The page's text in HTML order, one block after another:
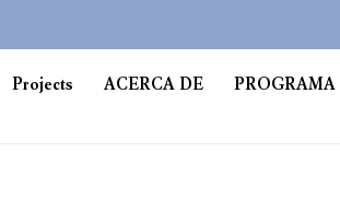
Projects ACERCA DE PROGRAMA